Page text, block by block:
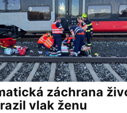
záchrana
vlak ženu